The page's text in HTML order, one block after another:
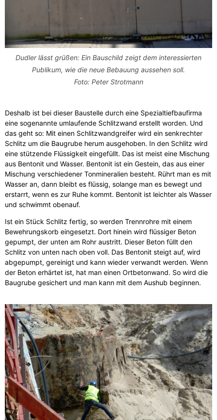
Dudler lässt grüßen: Ein Bauschild zeigt dem interessierten
Publikum, wie die neue Bebauung aussehen soll.
Foto: Peter Strotmann
Deshalb ist bei dieser Baustelle durch eine Spezialtiefbaufirma
eine sogenannte umlaufende Schlitzwand erstellt worden. Und
das geht so: Mit einen Schlitzwandgreifer wird ein senkrechter
Schlitz um die Baugrube herum ausgehoben. In den Schlitz wird
eine stützende Flüssigkeit eingefüllt. Das ist meist eine Mischung
aus Bentonit und Wasser. Bentonit ist ein Gestein, das aus einer
Mischung verschiedener Tonmineralien besteht. Rührt man es mit
Wasser an, dann bleibt es flüssig, solange man es bewegt und
erstarrt, wenn es zur Ruhe kommt. Bentonit ist leichter als Wasser
und schwimmt obenauf.
Ist ein Stück Schlitz fertig, so werden Trennrohre mit einem
Bewehrungskorb eingesetzt. Dort hinein wird flüssiger Beton
gepumpt, der unten am Rohr austritt. Dieser Beton füllt den
Schlitz von unten nach oben voll. Das Bentonit steigt auf, wird
abgepumpt, gereinigt und kann wieder verwandt werden. Wenn
der Beton erhärtet ist, hat man einen Ortbetonwand. So wird die
Baugrube gesichert und man kann mit dem Aushub beginnen.